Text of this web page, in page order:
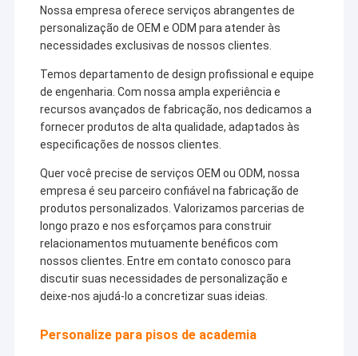
Grânulo de borracha de EPDM
Pavimentos de borracha para uso comercial
Pavimentadores de borracha interligados
grama artificial plena
Grânulo de borracha de SBR
Aglutinantes de PU
grama artificial do relvado
Instalação de pista de corrida
Nossa empresa oferece serviços abrangentes de
personalização de OEM e ODM para atender às
necessidades exclusivas de nossos clientes.
Temos departamento de design profissional e equipe
de engenharia. Com nossa ampla experiência e
recursos avançados de fabricação, nos dedicamos a
fornecer produtos de alta qualidade, adaptados às
especificações de nossos clientes.
Quer você precise de serviços OEM ou ODM, nossa
empresa é seu parceiro confiável na fabricação de
produtos personalizados. Valorizamos parcerias de
longo prazo e nos esforçamos para construir
relacionamentos mutuamente benéficos com
nossos clientes. Entre em contato conosco para
discutir suas necessidades de personalização e
deixe-nos ajudá-lo a concretizar suas ideias.
Personalize para pisos de academia
grânulos de
borracha é de
cerca de 50.000
toneladas, as
chegam a 500.000
metros quadrados.
Nossos materiais
para pisos
esportivos são
em projetos de
renome mundial,
como o estádio da
Universidade de
Joanesburgo na
África do Sul,
Centro Esportivo
Saipan Ole, Estádio
Universitário do
Hangzhou 2023,
poluição
ambiental e
na adoção de
equipamentos
automática
de alta
tecnologia
para
economizar
energia.
Nossos
produtos
também
podem ser
reciclados
com produtos
inofensivos e
inofensivos.